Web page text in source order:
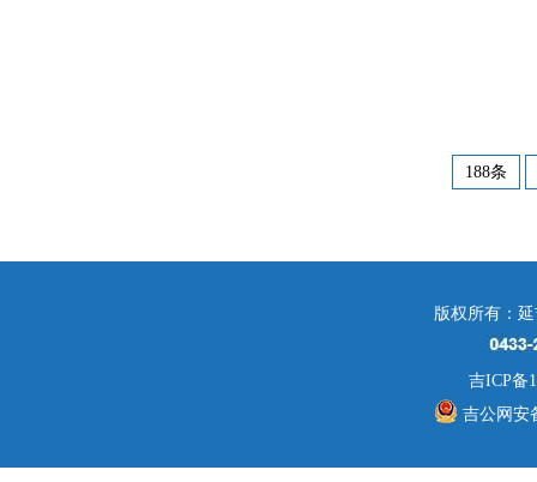
188条
版权所有：
吉ICP备
吉公网安